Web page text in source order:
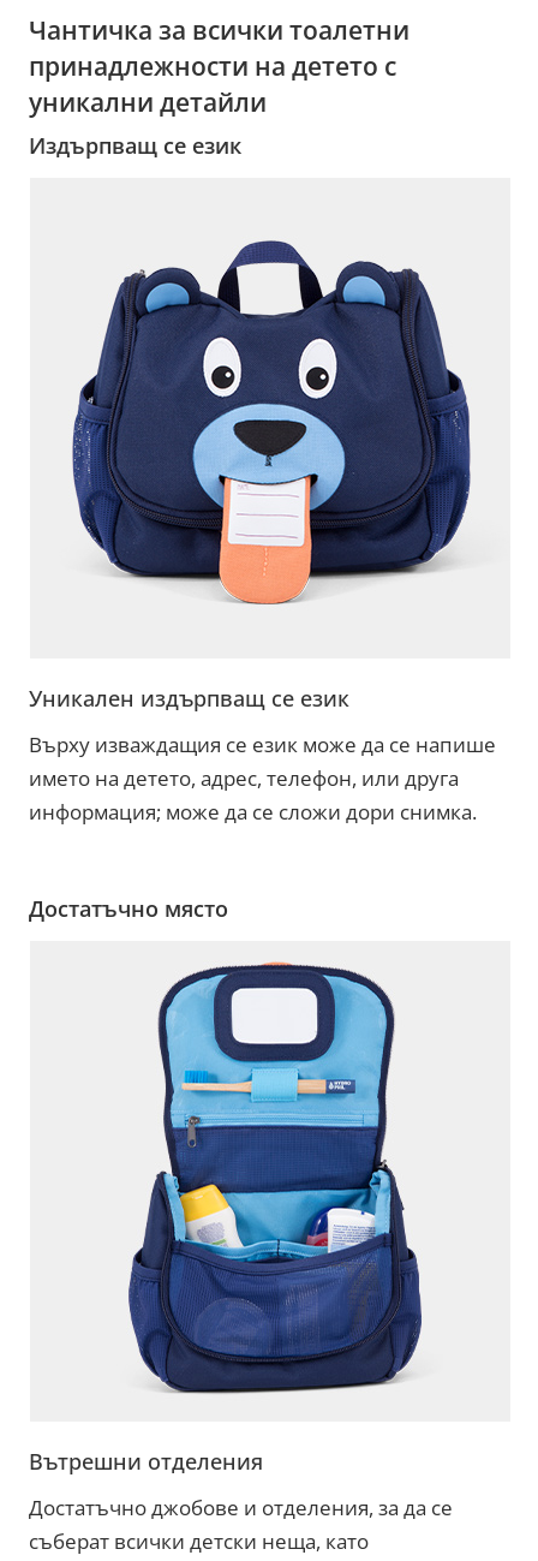
Чантичка за всички тоалетни
принадлежности на детето с
уникални детайли
Издърпващ се език
Уникален издърпващ се език
Върху изваждащия се език може да се напише
името на детето, адрес, телефон, или друга
информация; може да се сложи дори снимка.
Достатъчно място
Вътрешни отделения
Достатъчно джобове и отделения, за да се
съберат всички детски неща, като